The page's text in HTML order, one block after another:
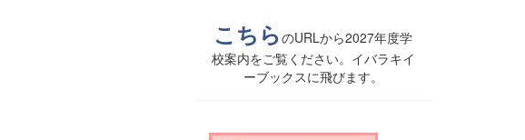
こちらのURLから2027年度学
校案内をご覧ください。イバラキイ
ーブックスに飛びます。